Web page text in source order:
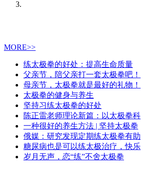
MORE>>
练太极拳的好处：提高生命质量
父亲节，陪父亲打一套太极拳吧！
母亲节，太极拳就是最好的礼物！
太极拳的健身与养生
坚持习练太极拳的好处
陈正雷老师理论新篇：以太极拳科
一种很好的养生方法 | 坚持太极拳
俄媒：研究发现定期练太极拳有助
糖尿病也是可以练太极治疗，快乐
岁月无声，恋“练”不舍太极拳